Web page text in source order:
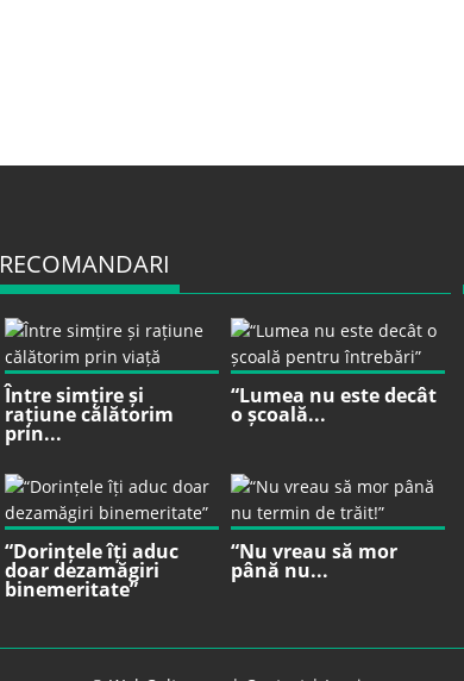
RECOMANDARI
Între simțire și
rațiune călătorim
prin...
“Lumea nu este decât
o școală...
“Dorințele îți aduc
doar dezamăgiri
binemeritate”
“Nu vreau să mor
până nu...